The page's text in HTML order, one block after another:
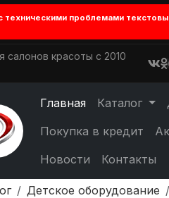
техническими проблемами
красоты с 2010
Главная Каталог
Покупка в кредит
Новости
Контакты
Детское оборудование